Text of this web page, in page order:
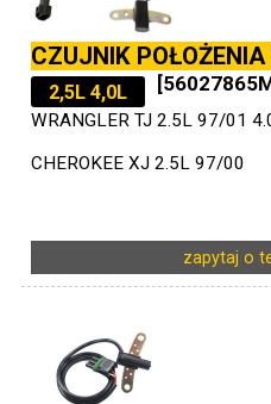
CZUJNIK
2,5L 4,0L
WRANGLER TJ 2.5L 97/01
CHEROKEE XJ 2.5L 97/00
zapytaj o